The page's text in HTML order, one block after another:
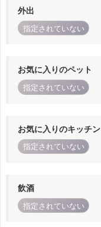
外出
指定されていない
お気に入りのペット
指定されていない
お気に入りのキッチン
指定されていない
飲酒
指定されていない